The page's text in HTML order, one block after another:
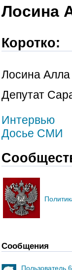
Лосина
Коротко:
Лосина
Депутат
Интервью
Досье СМИ
Сообщения
Пользователь